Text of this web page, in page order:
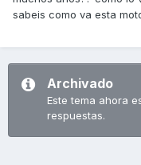
sabeis como va esta
Archivado
Este tema ahora
respuestas.